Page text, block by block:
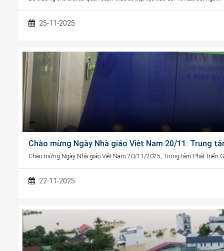
25-11-2025
Chào mừng Ngày Nhà giáo Việt Nam 20/11: Trung
Chào mừng Ngày Nhà giáo Việt Nam 20/11/2025, Trung tâm Phát triển
22-11-2025